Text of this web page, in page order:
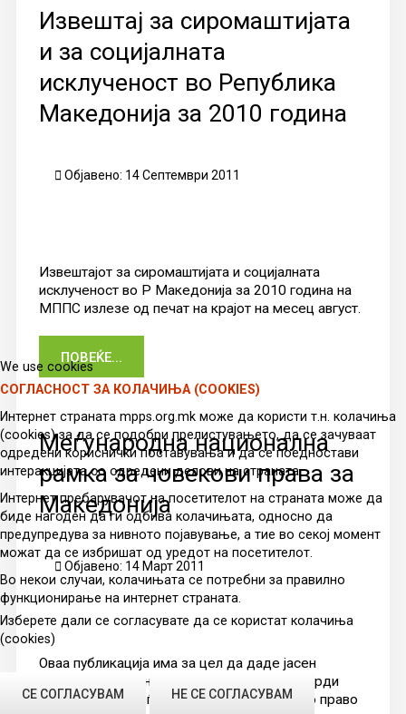
Извештај за сиромаштијата
и за социјалната
исклученост во Република
Македонија за 2010 година
Објавено: 14 Септември 2011
Извештајот за сиромаштијата и социјалната
исклученост во Р Македонија за 2010 година на
МППС излезе од печат на крајот на месец август.
ПОВЕЌЕ...
Меѓународна национална
рамка за човекови права за
Македонија
Објавено: 14 Март 2011
Оваа публикација има за цел да даде јасен
преглед на меѓународните норми и стандарди
поставени од меѓународното и домашното право
We use cookies
СОГЛАСНОСТ ЗА КОЛАЧИЊА (COOKIES)
Интернет страната mpps.org.mk може да користи т.н. колачиња
(cookies) за да се подобри прелистувањето, да се зачуваат
одредени кориснички поставувања и да се поедностави
интеракцијата со одредени делови на страната.
Интернет пребарувачот на посетителот на страната може да
биде нагоден да ги одбива колачињата, односно да
предупредува за нивното појавување, а тие во секој момент
можат да се избришат од уредот на посетителот.
Во некои случаи, колачињата се потребни за правилно
функционирање на интернет страната.
Изберете дали се согласувате да се користат колачиња
(cookies)
СЕ СОГЛАСУВАМ НЕ СЕ СОГЛАСУВАМ